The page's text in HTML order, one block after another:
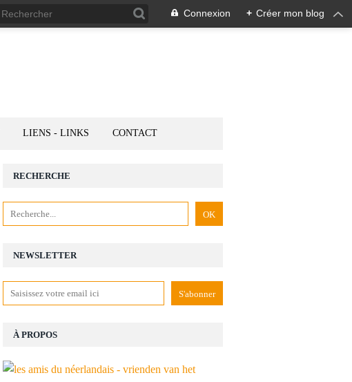
Connexion + Créer mon blog
LIENS - LINKS CONTACT
NEWSLETTER
RECHERCHE
À PROPOS